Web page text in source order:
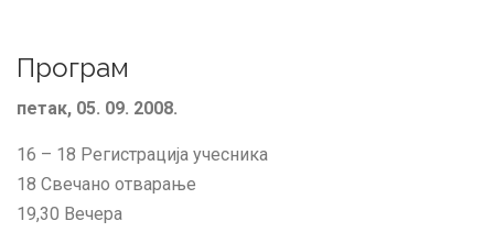
Програм
петак, 05. 09. 2008.
16 – 18 Регистрација учесника
18 Свечано отварање
19,30 Вечера